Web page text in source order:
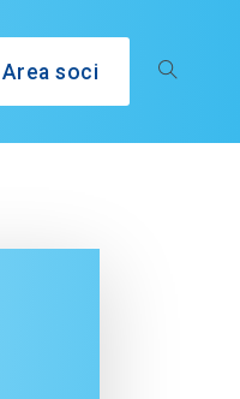
Area soci